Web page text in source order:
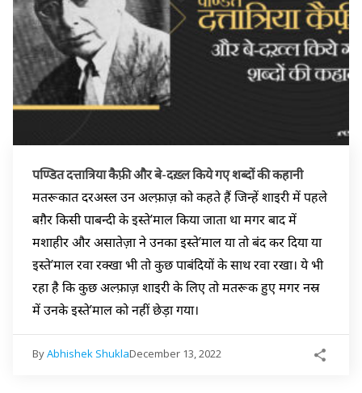
पण्डित दत्तात्रिया कैफ़ी और बे-दख़्ल किये गए शब्दों की कहानी
मतरूकात दरअस्ल उन अल्फ़ाज़ को कहते हैं जिन्हें शाइरी में पहले
बग़ैर किसी पाबन्दी के इस्ते’माल किया जाता था मगर बाद में
मशाहीर और असातेज़ा ने उनका इस्ते’माल या तो बंद कर दिया या
इस्ते’माल रवा रक्खा भी तो कुछ पाबंदियों के साथ रवा रखा। ये भी
रहा है कि कुछ अल्फ़ाज़ शाइरी के लिए तो मतरूक हुए मगर नस्र
में उनके इस्ते’माल को नहीं छेड़ा गया।
ByAbhishek ShuklaDecember 13, 2022